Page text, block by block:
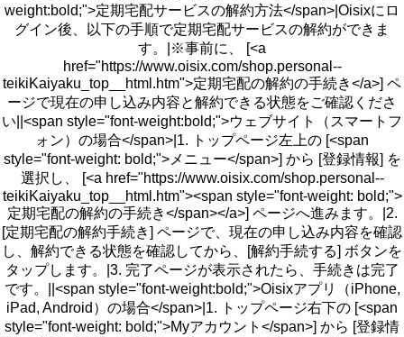
weight:bold;">定期宅配サービスの解約方法</span>|Oisixにロ
グイン後、以下の手順で定期宅配サービスの解約ができま
す。|※事前に、 [<a
href="https://www.oisix.com/shop.personal--
teikiKaiyaku_top__html.htm">定期宅配の解約の手続き</a>] ペ
ージで現在の申し込み内容と解約できる状態をご確認くださ
い||<span style="font-weight:bold;">ウェブサイト（スマートフ
ォン）の場合</span>|1. トップページ左上の [<span
style="font-weight: bold;">メニュー</span>] から [登録情報] を
選択し、 [<a href="https://www.oisix.com/shop.personal--
teikiKaiyaku_top__html.htm"><span style="font-weight: bold;">
定期宅配の解約の手続き</span></a>] ページへ進みます。|2.
[定期宅配の解約手続き] ページで、現在の申し込み内容を確認
し、解約できる状態を確認してから、[解約手続する] ボタンを
タップします。|3. 完了ページが表示されたら、手続きは完了
です。||<span style="font-weight:bold;">Oisixアプリ（iPhone,
iPad, Android）の場合</span>|1. トップページ右下の [<span
style="font-weight: bold;">Myアカウント</span>] から [登録情